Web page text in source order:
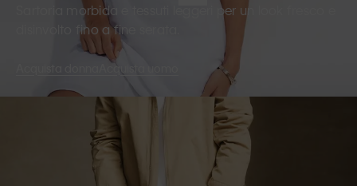
Sartoria morbida e tessuti leggeri per un look fresco e
disinvolto fino a fine serata.
Acquista uomo